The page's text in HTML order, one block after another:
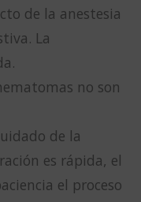
de la anestesia
La
no son
de la
es rápida, el
el proceso